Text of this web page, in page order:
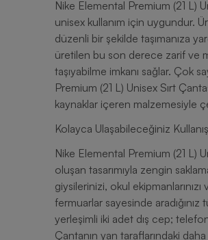
Nike Elemental Premium (21 L)
unisex kullanım için uygundur.
düzenli bir şekilde taşımanıza
üretilen bu son derece zarif ve
taşıyabilme imkanı sağlar. Çok
Premium (21 L) Unisex Sırt
kaynaklar içeren malzemesiyle
Kolayca Ulaşabileceğiniz
Nike Elemental Premium (21 L)
oluşan tasarımıyla zengin
giysilerinizi, okul
fermuarlar sayesinde
yerleşimli iki adet dış cep;
Çantanın yan taraflarındaki daha